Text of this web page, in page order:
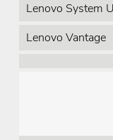
Lenovo System
Lenovo Vantage